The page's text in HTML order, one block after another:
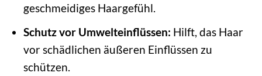
geschmeidiges Haargefühl.
Schutz vor Umwelteinflüssen: Hilft, das Haar
vor schädlichen äußeren Einflüssen zu
schützen.